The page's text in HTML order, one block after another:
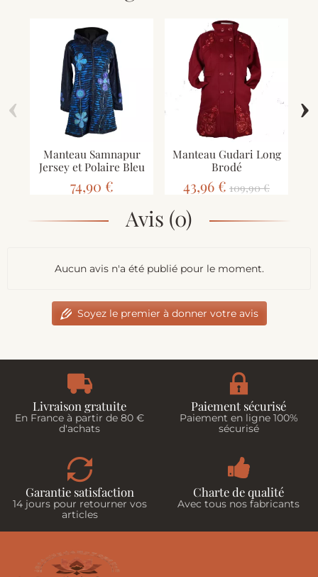
Manteau Samnapur
Jersey et Polaire Bleu
74,90 €
Manteau Gudari Long
Brodé
43,96 € 109,90 €
‹ ›
Avis (0)
Aucun avis n'a été publié pour le moment.
Soyez le premier à donner votre avis
Livraison gratuite
En France à partir de 80 €
d'achats
Paiement sécurisé
Paiement en ligne 100%
sécurisé
Garantie satisfaction
14 jours pour retourner vos
articles
Charte de qualité
Avec tous nos fabricants